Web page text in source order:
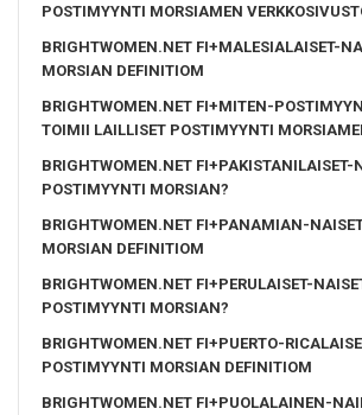
POSTIMYYNTI MORSIAMEN
BRIGHTWOMEN.NET FI+MALESIALAISET-
MORSIAN DEFINITIOM
BRIGHTWOMEN.NET FI+MITEN-
TOIMII LAILLISET POSTIMYYNTI
BRIGHTWOMEN.NET FI+PAKISTANILAISET-
POSTIMYYNTI MORSIAN?
BRIGHTWOMEN.NET FI+PANAMIAN-
MORSIAN DEFINITIOM
BRIGHTWOMEN.NET FI+PERULAISET-
POSTIMYYNTI MORSIAN?
BRIGHTWOMEN.NET FI+PUERTO-
POSTIMYYNTI MORSIAN DEFINITIOM
BRIGHTWOMEN.NET FI+PUOLALAINEN-